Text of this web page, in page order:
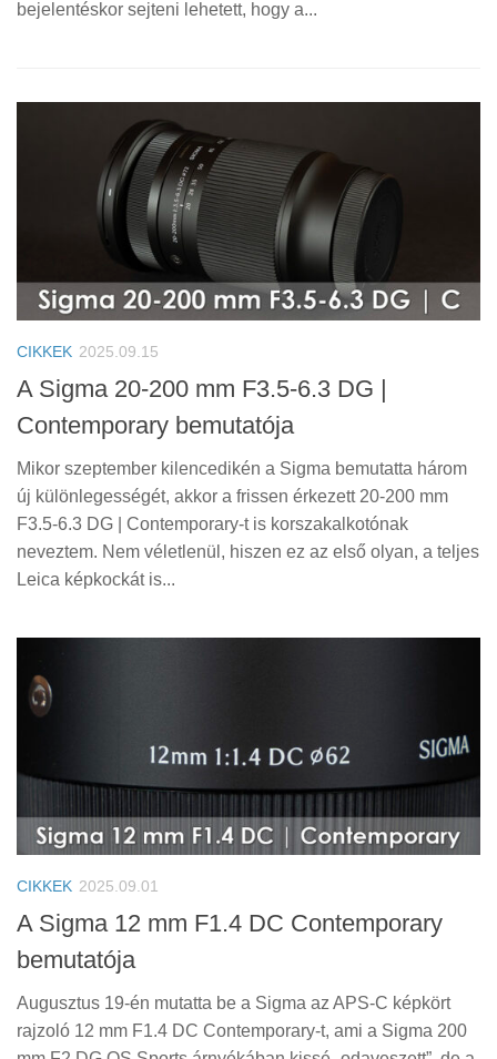
bejelentéskor sejteni lehetett, hogy a...
CIKKEK 2025.09.15
A Sigma 20-200 mm F3.5-6.3 DG |
Contemporary bemutatója
Mikor szeptember kilencedikén a Sigma bemutatta három
új különlegességét, akkor a frissen érkezett 20-200 mm
F3.5-6.3 DG | Contemporary-t is korszakalkotónak
neveztem. Nem véletlenül, hiszen ez az első olyan, a teljes
Leica képkockát is...
CIKKEK 2025.09.01
A Sigma 12 mm F1.4 DC Contemporary
bemutatója
Augusztus 19-én mutatta be a Sigma az APS-C képkört
rajzoló 12 mm F1.4 DC Contemporary-t, ami a Sigma 200